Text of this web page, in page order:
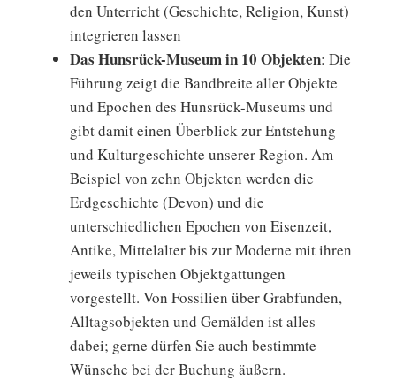
den Unterricht (Geschichte, Religion, Kunst)
integrieren lassen
Das Hunsrück-Museum in 10 Objekten: Die
Führung zeigt die Bandbreite aller Objekte
und Epochen des Hunsrück-Museums und
gibt damit einen Überblick zur Entstehung
und Kulturgeschichte unserer Region. Am
Beispiel von zehn Objekten werden die
Erdgeschichte (Devon) und die
unterschiedlichen Epochen von Eisenzeit,
Antike, Mittelalter bis zur Moderne mit ihren
jeweils typischen Objektgattungen
vorgestellt. Von Fossilien über Grabfunden,
Alltagsobjekten und Gemälden ist alles
dabei; gerne dürfen Sie auch bestimmte
Wünsche bei der Buchung äußern.